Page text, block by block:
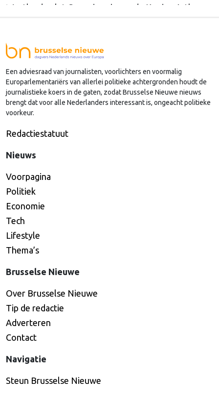
Westland volgt Commissaris van de Koning Arthur
Nederlandse regio’s behoorlijk succesvol in hun
lobby in Brussel, en dat komt vooral omdat …
Continued
Een adviesraad van journalisten, voorlichters en voormalig
Europarlementariërs van allerlei politieke achtergronden houdt de
journalistieke koers in de gaten, zodat Brusselse Nieuwe nieuws
brengt dat voor alle Nederlanders interessant is, ongeacht politieke
voorkeur.
Redactiestatuut
Nieuws
Voorpagina
Politiek
Economie
Tech
Lifestyle
Thema’s
Brusselse Nieuwe
Over Brusselse Nieuwe
Tip de redactie
Adverteren
Contact
Navigatie
Steun Brusselse Nieuwe